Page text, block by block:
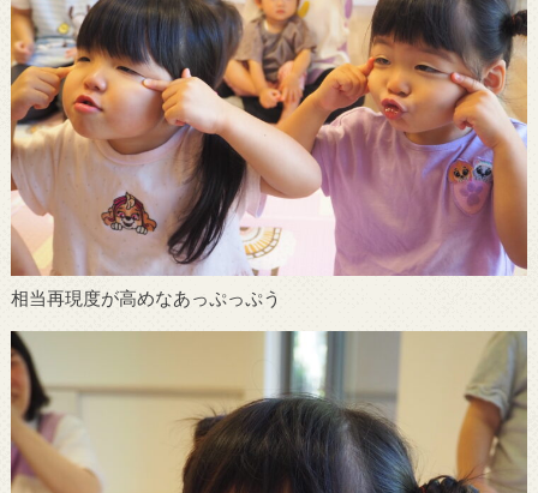
相当再現度が高めなあっぷっぷう